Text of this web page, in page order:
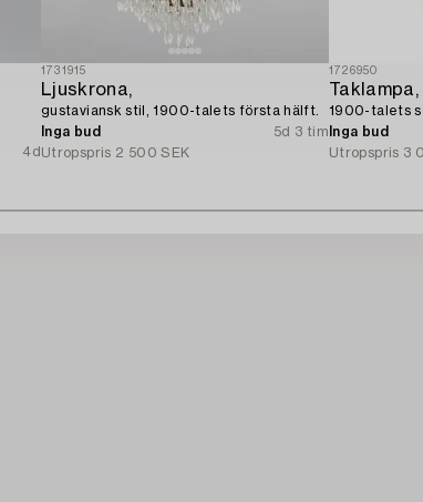
4d
1731915
Ljuskrona,
gustaviansk stil, 1900-talets första hälft.
Inga bud
5d 3 tim
Utropspris 2 500 SEK
1726950
Taklampa,
1900-talets
Inga bud
Utropspris 3